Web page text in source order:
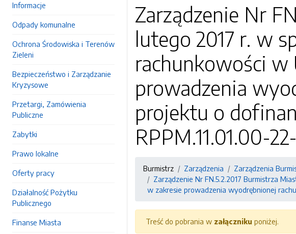
Informacje
Odpady komunalne
Ochrona Środowiska i Terenów
Zieleni
Bezpieczeństwo i Zarządzanie
Kryzysowe
Przetargi, Zamówienia
Publiczne
Zabytki
Prawo lokalne
Oferty pracy
Działalność Pożytku
Publicznego
Finanse Miasta
Zarządzenie Nr
lutego 2017 r. w
rachunkowości w
prowadzenia
projektu o
RPPM.11.01.00-
Burmistrz Zarządzenia Zarządzenia
Zarządzenie Nr FN.5.2.2017 Burmistrza
w zakresie prowadzenia wyodrębnionej
Treść do pobrania w załączniku poniżej.